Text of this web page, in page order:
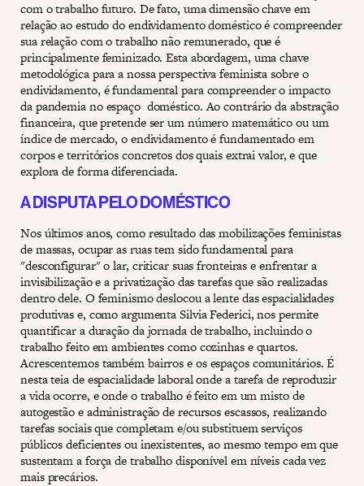
com o trabalho futuro. De fato, uma dimensão chave em
relação ao estudo do endividamento doméstico é compreender
sua relação com o trabalho não remunerado, que é
principalmente feminizado. Esta abordagem, uma chave
metodológica para a nossa perspectiva feminista sobre o
endividamento, é fundamental para compreender o impacto
da pandemia no espaço doméstico. Ao contrário da abstração
financeira, que pretende ser um número matemático ou um
índice de mercado, o endividamento é fundamentado em
corpos e territórios concretos dos quais extrai valor, e que
explora de forma diferenciada.
A DISPUTA PELO DOMÉSTICO
Nos últimos anos, como resultado das mobilizações feministas
de massas, ocupar as ruas tem sido fundamental para
"desconfigurar" o lar, criticar suas fronteiras e enfrentar a
invisibilização e a privatização das tarefas que são realizadas
dentro dele. O feminismo deslocou a lente das espacialidades
produtivas e, como argumenta Silvia Federici, nos permite
quantificar a duração da jornada de trabalho, incluindo o
trabalho feito em ambientes como cozinhas e quartos.
Acrescentemos também bairros e os espaços comunitários. É
nesta teia de espacialidade laboral onde a tarefa de reproduzir
a vida ocorre, e onde o trabalho é feito em um misto de
autogestão e administração de recursos escassos, realizando
tarefas sociais que completam e/ou substituem serviços
públicos deficientes ou inexistentes, ao mesmo tempo em que
sustentam a força de trabalho disponível em níveis cada vez
mais precários.